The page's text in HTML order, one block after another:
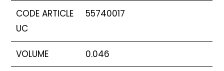
CODE ARTICLE
UC
55740017
VOLUME 0.046